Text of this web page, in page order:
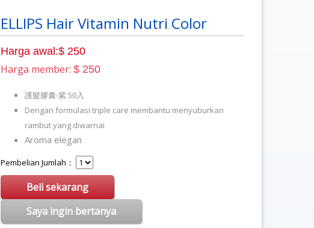
ELLIPS Hair Vitamin Nutri Color
Harga awal:$ 250
Harga member:$ 250
護髮膠囊-紫 50入
Dengan formulasi triple care membantu menyuburkan
rambut yang diwarnai
Aroma elegan
Pembelian Jumlah：
Beli sekarang
Saya ingin bertanya